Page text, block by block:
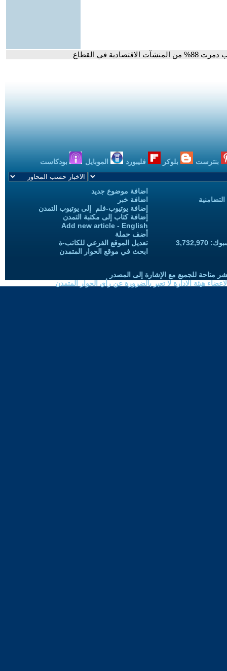
في القطاع
بنترست بلوكر فليبورد الموبايل بودكاست
اضافة موضوع جديد
اضافة خبر
إضافة يوتيوب-فلم إلى يوتيوب التمدن
إضافة كتاب إلى مكتبة التمدن
Add new article - English
أضف حملة
تعديل الموقع الفرعي للكاتب-ة
ابحث في موقع الحوار المتمدن
متاحة للجميع مع الإشارة إلى المصدر
هيئة الادارة لا تعبر بالضرورة عن رأي الحوار المتمدن